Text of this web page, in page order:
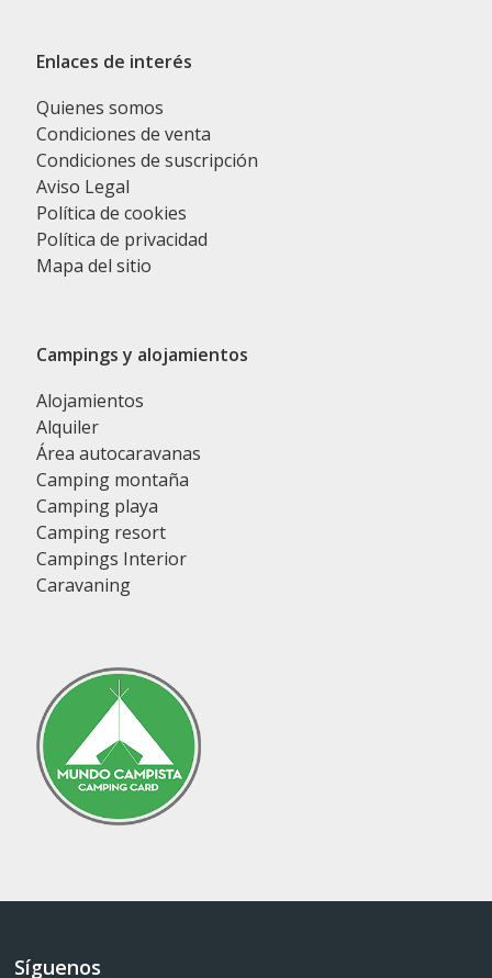
Enlaces de interés
Quienes somos
Condiciones de venta
Condiciones de suscripción
Aviso Legal
Política de cookies
Política de privacidad
Mapa del sitio
Campings y alojamientos
Alojamientos
Alquiler
Área autocaravanas
Camping montaña
Camping playa
Camping resort
Campings Interior
Caravaning
Síguenos